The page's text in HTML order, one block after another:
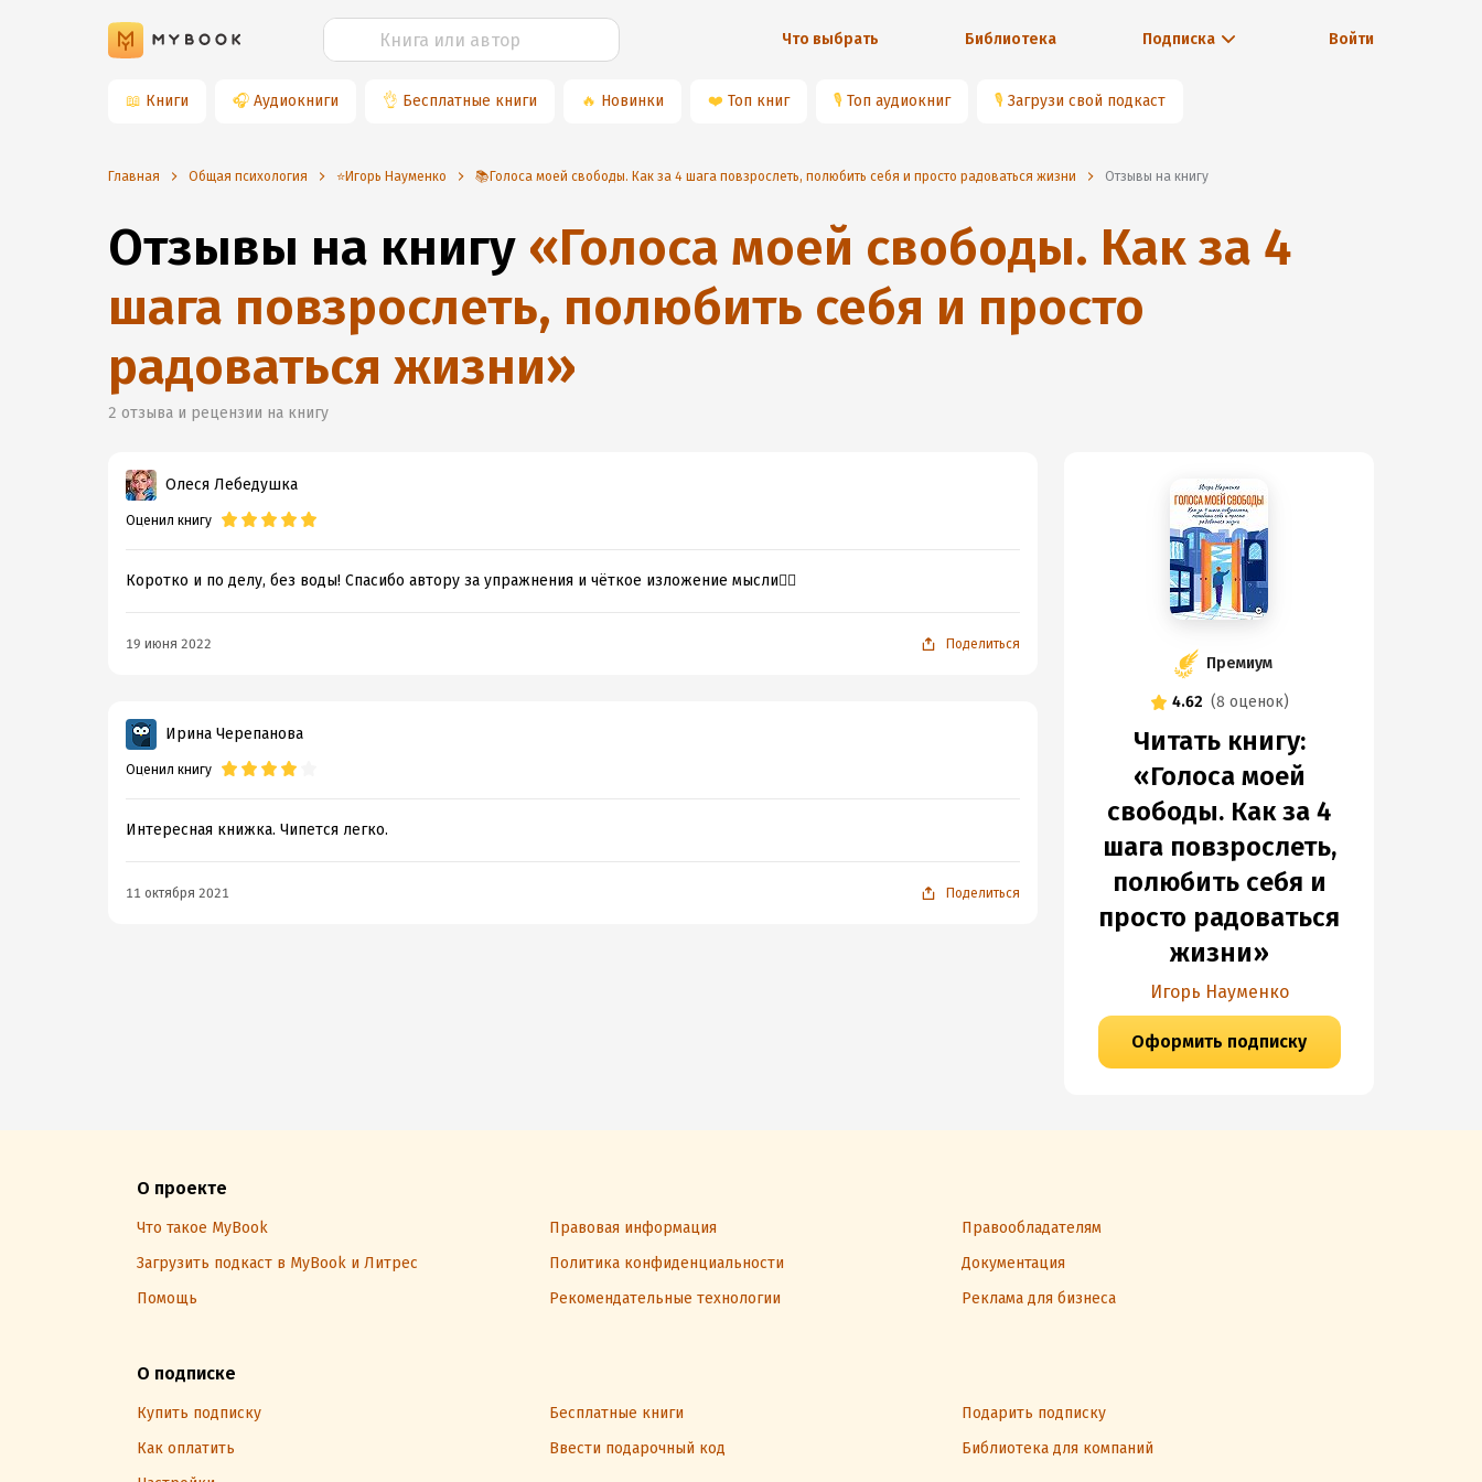
Что выбрать Библиотека Подписка Войти
📖 Книги 🎧 Аудиокниги 👌 Бесплатные книги 🔥 Новинки ❤️ Топ книг 🎙 Топ аудиокниг 🎙 Загрузи свой подкаст
Главная Общая психология ⭐️Игорь Науменко 📚Голоса моей свободы. Как за 4 шага повзрослеть, полюбить себя и просто радоваться жизни Отзывы на книгу
Отзывы на книгу «Голоса моей свободы. Как за 4
шага повзрослеть, полюбить себя и просто
радоваться жизни»
2 отзыва и рецензии на книгу
Олеся Лебедушка
Оценил книгу
Коротко и по делу, без воды! Спасибо автору за упражнения и чёткое изложение мысли👍🏻
19 июня 2022 Поделиться
Ирина Черепанова
Оценил книгу
Интересная книжка. Чипется легко.
11 октября 2021 Поделиться
Премиум
4.62 (8 оценок)
Читать книгу:
«Голоса моей
свободы. Как за 4
шага повзрослеть,
полюбить себя и
просто радоваться
жизни»
Игорь Науменко
Оформить подписку
О проекте
Что такое MyBook Правовая информация
Правообладателям
Загрузить подкаст в MyBook и Литрес
Политика конфиденциальности
Документация
Помощь
Рекомендательные технологии Реклама для бизнеса
О подписке
Купить подписку Бесплатные книги
Подарить подписку
Как оплатить
Ввести подарочный код
Библиотека для компаний